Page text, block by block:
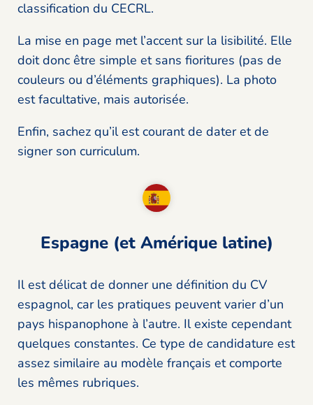
classification du CECRL.
La mise en page met l’accent sur la lisibilité. Elle
doit donc être simple et sans fioritures (pas de
couleurs ou d’éléments graphiques). La photo
est facultative, mais autorisée.
Enfin, sachez qu’il est courant de dater et de
signer son curriculum.
Espagne (et Amérique latine)
Il est délicat de donner une définition du CV
espagnol, car les pratiques peuvent varier d’un
pays hispanophone à l’autre. Il existe cependant
quelques constantes. Ce type de candidature est
assez similaire au modèle français et comporte
les mêmes rubriques.